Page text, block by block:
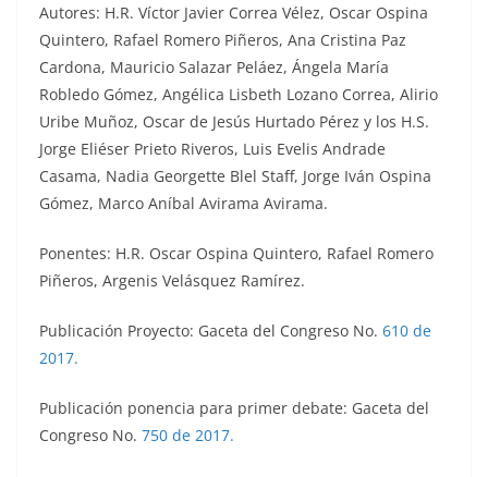
Autores: H.R. Víctor Javier Correa Vélez, Oscar Ospina
Quintero, Rafael Romero Piñeros, Ana Cristina Paz
Cardona, Mauricio Salazar Peláez, Ángela María
Robledo Gómez, Angélica Lisbeth Lozano Correa, Alirio
Uribe Muñoz, Oscar de Jesús Hurtado Pérez y los H.S.
Jorge Eliéser Prieto Riveros, Luis Evelis Andrade
Casama, Nadia Georgette Blel Staff, Jorge Iván Ospina
Gómez, Marco Aníbal Avirama Avirama.
Ponentes: H.R. Oscar Ospina Quintero, Rafael Romero
Piñeros, Argenis Velásquez Ramírez.
Publicación Proyecto: Gaceta del Congreso No. 610 de
2017.
Publicación ponencia para primer debate: Gaceta del
Congreso No. 750 de 2017.